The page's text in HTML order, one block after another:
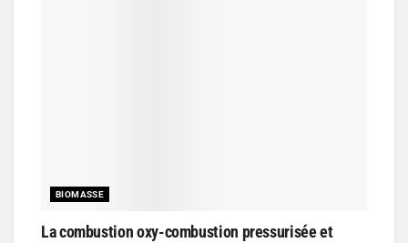
BIOMASSE
La combustion oxy-combustion pressurisée et